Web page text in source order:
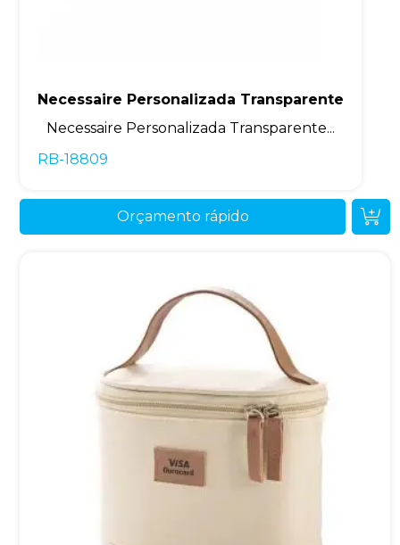
Necessaire Personalizada Transparente
Necessaire Personalizada Transparente...
RB-18809
Orçamento rápido